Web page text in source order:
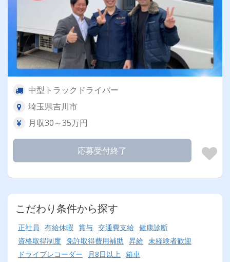
中型トラックドライバー
埼玉県吉川市
月収30～35万円
応募受付終了
こだわり条件から探す
正社員 有給休暇 賞与 交通費支給 健康診断
資格取得制度 免許取得費用補助 昇給 未経験者歓迎
ドライブレコーダー
月8日以上 箱車